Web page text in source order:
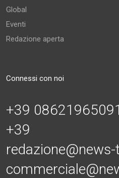
Global
Eventi
Redazione aperta
Connessi con noi
+39 08621965091
+39